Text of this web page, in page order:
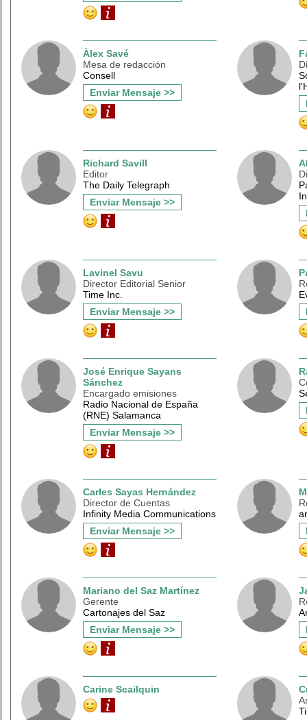
Àlex Savé
Mesa de redacción
Consell
Enviar Mensaje >>
Richard Savill
Editor
The Daily Telegraph
Enviar Mensaje >>
Lavinel Savu
Director Editorial Senior
Time Inc.
Enviar Mensaje >>
José Enrique Sayans
Sánchez
Encargado emisiones
Radio Nacional de España
(RNE) Salamanca
Enviar Mensaje >>
Carles Sayas Hernández
Director de Cuentas
Infinity Media Communications
Enviar Mensaje >>
Mariano del Saz Martínez
Gerente
Cartonajes del Saz
Enviar Mensaje >>
Carine Scailquin